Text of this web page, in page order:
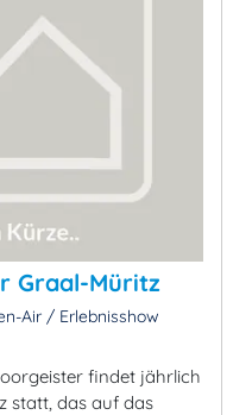
Graal-Müritz
Air / Erlebnisshow
findet jährlich
statt, das auf das